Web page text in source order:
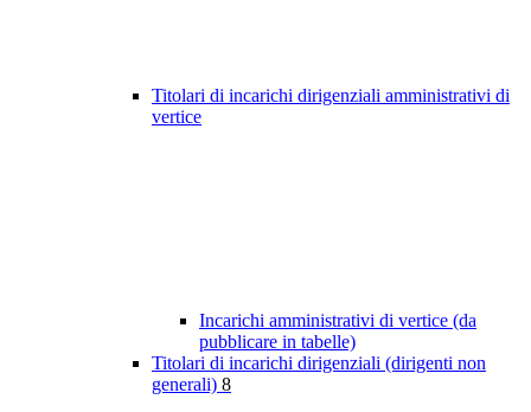
Titolari di incarichi dirigenziali amministrativi di
vertice
Incarichi amministrativi di vertice (da
pubblicare in tabelle)
Titolari di incarichi dirigenziali (dirigenti non
generali) 8